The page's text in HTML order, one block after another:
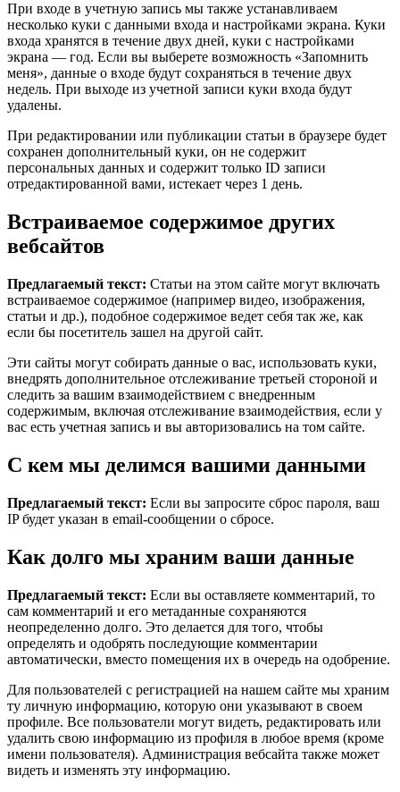
При входе в учетную запись мы также устанавливаем
несколько куки с данными входа и настройками экрана. Куки
входа хранятся в течение двух дней, куки с настройками
экрана — год. Если вы выберете возможность «Запомнить
меня», данные о входе будут сохраняться в течение двух
недель. При выходе из учетной записи куки входа будут
удалены.
При редактировании или публикации статьи в браузере будет
сохранен дополнительный куки, он не содержит
персональных данных и содержит только ID записи
отредактированной вами, истекает через 1 день.
Встраиваемое содержимое других
вебсайтов
Предлагаемый текст: Статьи на этом сайте могут включать
встраиваемое содержимое (например видео, изображения,
статьи и др.), подобное содержимое ведет себя так же, как
если бы посетитель зашел на другой сайт.
Эти сайты могут собирать данные о вас, использовать куки,
внедрять дополнительное отслеживание третьей стороной и
следить за вашим взаимодействием с внедренным
содержимым, включая отслеживание взаимодействия, если у
вас есть учетная запись и вы авторизовались на том сайте.
С кем мы делимся вашими данными
Предлагаемый текст: Если вы запросите сброс пароля, ваш
IP будет указан в email-сообщении о сбросе.
Как долго мы храним ваши данные
Предлагаемый текст: Если вы оставляете комментарий, то
сам комментарий и его метаданные сохраняются
неопределенно долго. Это делается для того, чтобы
определять и одобрять последующие комментарии
автоматически, вместо помещения их в очередь на одобрение.
Для пользователей с регистрацией на нашем сайте мы храним
ту личную информацию, которую они указывают в своем
профиле. Все пользователи могут видеть, редактировать или
удалить свою информацию из профиля в любое время (кроме
имени пользователя). Администрация вебсайта также может
видеть и изменять эту информацию.